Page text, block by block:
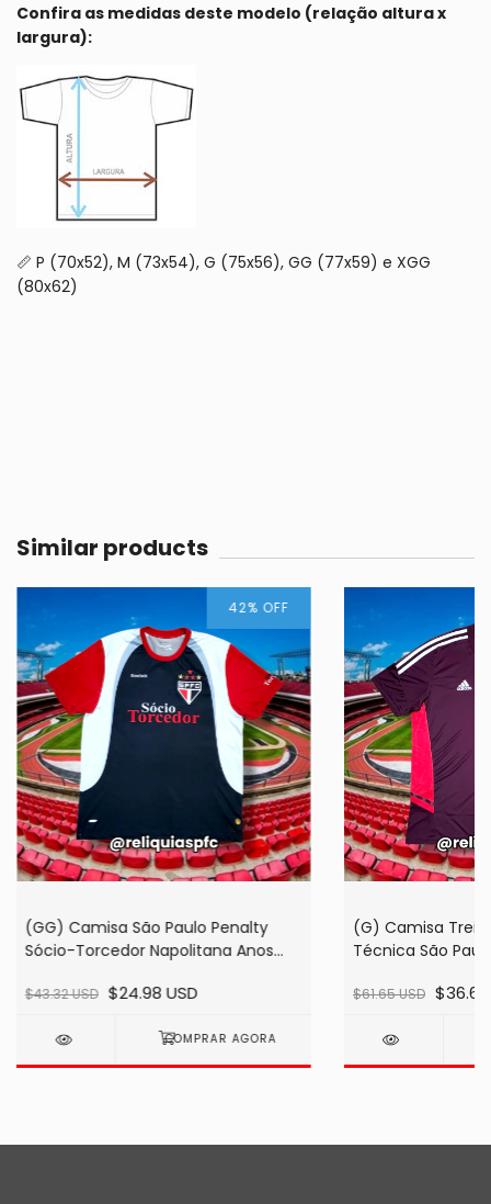
Confira as medidas deste modelo (relação altura x
largura):
📏 P (70x52), M (73x54), G (75x56), GG (77x59) e XGG
(80x62)
Similar products
42% OFF
(GG) Camisa São Paulo Penalty
Sócio-Torcedor Napolitana Anos
$43.32 USD $24.98 USD
(G) Camisa
Técnica São
$61.65 USD $36.65